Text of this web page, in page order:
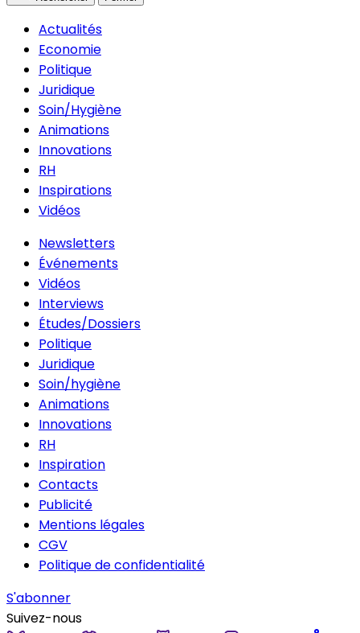
Actualités
Economie
Politique
Juridique
Soin/Hygiène
Animations
Innovations
RH
Inspirations
Vidéos
Newsletters
Événements
Vidéos
Interviews
Études/Dossiers
Politique
Juridique
Soin/hygiène
Animations
Innovations
RH
Inspiration
Contacts
Publicité
Mentions légales
CGV
Politique de confidentialité
S'abonner
Suivez-nous